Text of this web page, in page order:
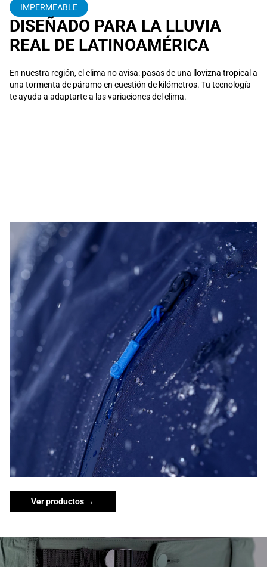
IMPERMEABLE
DISEÑADO PARA LA LLUVIA
REAL DE LATINOAMÉRICA
En nuestra región, el clima no avisa: pasas de una llovizna tropical a
una tormenta de páramo en cuestión de kilómetros. Tu tecnología
te ayuda a adaptarte a las variaciones del clima.
Ver productos →